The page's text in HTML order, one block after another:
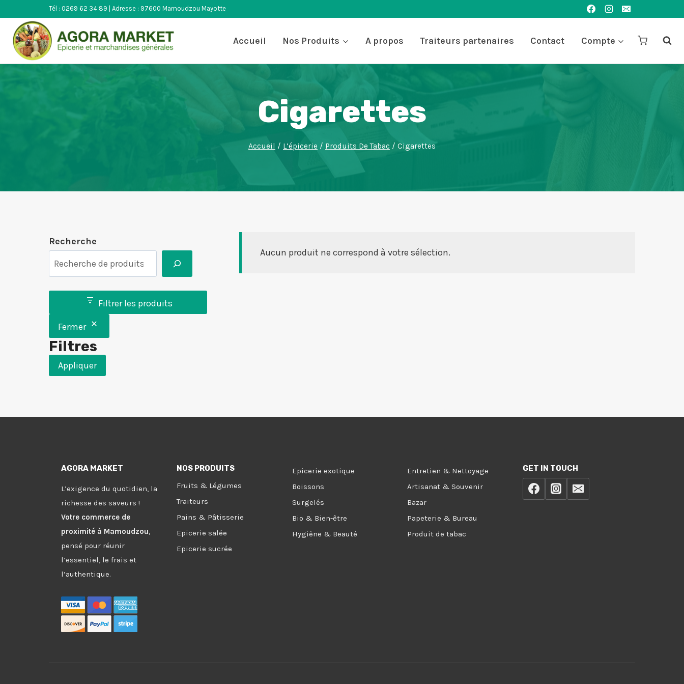
contenu
Tél : 0269 62 34 89 | Adresse : 97600 Mamoudzou Mayotte
Accueil Nos Produits A propos Traiteurs partenaires Contact Compte
Cigarettes
Accueil / L’épicerie / Produits De Tabac / Cigarettes
Aucun produit ne correspond à votre sélection.
Recherche
Filtrer les produits
Fermer
Filtres
Appliquer
AGORA MARKET
L’exigence du quotidien, la
richesse des saveurs !
Votre commerce de
proximité à Mamoudzou,
pensé pour réunir
l’essentiel, le frais et
l’authentique.
NOS PRODUITS
Fruits & Légumes
Traiteurs
Pains & Pâtisserie
Epicerie salée
Epicerie sucrée
Epicerie exotique
Boissons
Surgelés
Bio & Bien-être
Hygiène & Beauté
Entretien & Nettoyage
Artisanat & Souvenir
Bazar
Papeterie & Bureau
Produit de tabac
GET IN TOUCH